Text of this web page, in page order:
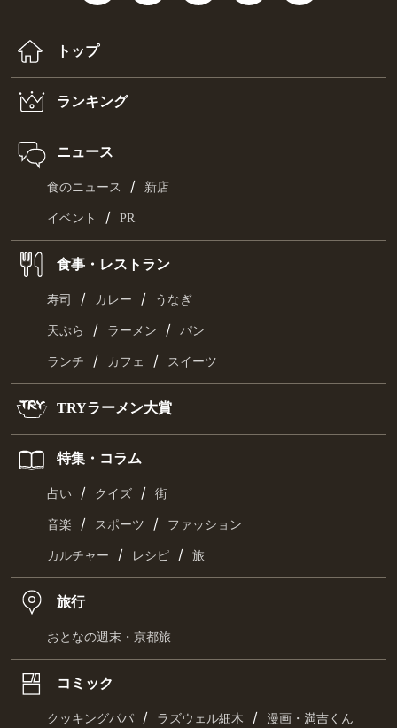
トップ
ランキング
ニュース
食のニュース / 新店
イベント / PR
食事・レストラン
寿司 / カレー / うなぎ
天ぷら / ラーメン / パン
ランチ / カフェ / スイーツ
TRYラーメン大賞
特集・コラム
占い / クイズ / 街
音楽 / スポーツ / ファッション
カルチャー / レシピ / 旅
旅行
おとなの週末・京都旅
コミック
クッキングパパ / ラズウェル細木 / 漫画・満吉くん